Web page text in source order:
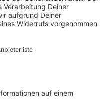
Menschen brennt das
müssen ihre Quartiere